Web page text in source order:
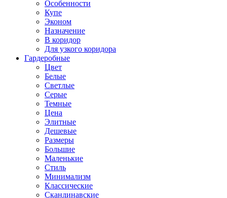
Особенности
Купе
Эконом
Назначение
В коридор
Для узкого коридора
Гардеробные
Цвет
Белые
Светлые
Серые
Темные
Цена
Элитные
Дешевые
Размеры
Большие
Маленькие
Стиль
Минимализм
Классические
Скандинавские